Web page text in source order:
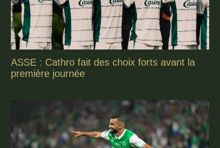
ASSE : Cathro fait des choix forts avant la
première journée